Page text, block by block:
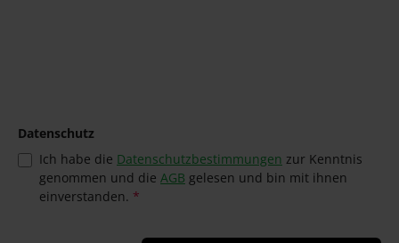
Datenschutz
Ich habe die Datenschutzbestimmungen zur Kenntnis
genommen und die AGB gelesen und bin mit ihnen
einverstanden. *